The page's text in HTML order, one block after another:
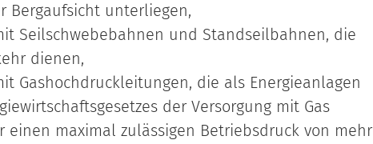
Bergaufsicht unterliegen,
Seilschwebebahnen und Standseilbahnen, die
dienen,
Gashochdruckleitungen, die als Energieanlagen
der Versorgung mit Gas
maximal zulässigen Betriebsdruck von mehr